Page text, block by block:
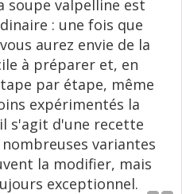
soupe valpelline est
: une fois que
aurez envie de la
à préparer et, en
par étape, même
expérimentés la
s'agit d'une recette
variantes
la modifier, mais
exceptionnel.